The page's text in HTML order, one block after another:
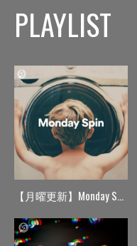
PLAYLIST
【月曜更新】Monday Spin